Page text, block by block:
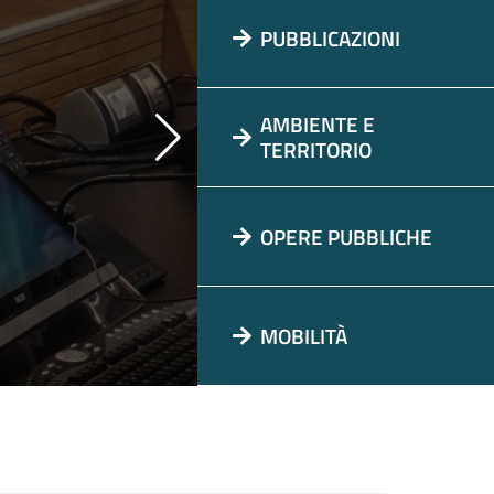
PUBBLICAZIONI
AMBIENTE E
TERRITORIO
OPERE PUBBLICHE
MOBILITÀ